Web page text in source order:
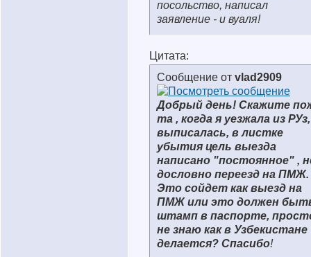
посольство, написал
заявление - и вуаля!
Цитата:
Сообщение от vlad2909
Добрый день! Скажите
та , когда я уезжала из РУз,
выписалась, в листке
убытия цель выезда
написано "постоянное" ,
дословно переезд на ПМЖ.
Это сойдет как выезд на
ПМЖ или это должен
штамп в паспорте,
не знаю как в Узбекистане
делается? Спасибо!